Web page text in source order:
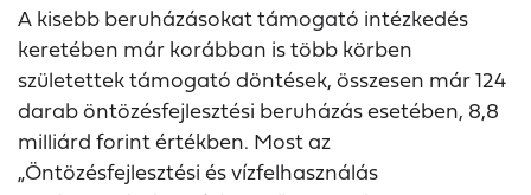
A kisebb beruházásokat támogató intézkedés
keretében már korábban is több körben
születettek támogató döntések, összesen már 124
darab öntözésfejlesztési beruházás esetében, 8,8
milliárd forint értékben. Most az
„Öntözésfejlesztési és vízfelhasználás